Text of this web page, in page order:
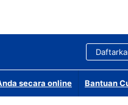
secara online Bantuan